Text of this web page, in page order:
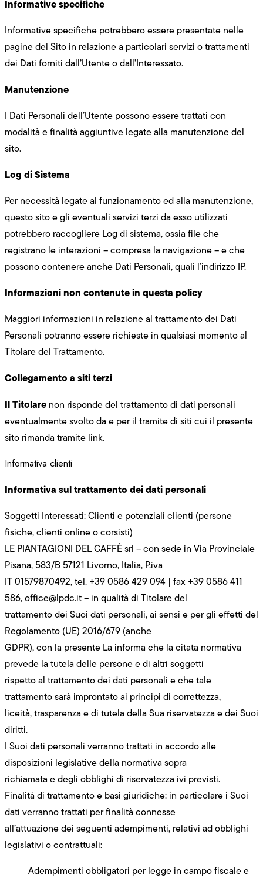
Informative specifiche
Informative specifiche potrebbero essere presentate nelle
pagine del Sito in relazione a particolari servizi o trattamenti
dei Dati forniti dall’Utente o dall’Interessato.
Manutenzione
I Dati Personali dell’Utente possono essere trattati con
modalità e finalità aggiuntive legate alla manutenzione del
sito.
Log di Sistema
Per necessità legate al funzionamento ed alla manutenzione,
questo sito e gli eventuali servizi terzi da esso utilizzati
potrebbero raccogliere Log di sistema, ossia file che
registrano le interazioni – compresa la navigazione – e che
possono contenere anche Dati Personali, quali l’indirizzo IP.
Informazioni non contenute in questa policy
Maggiori informazioni in relazione al trattamento dei Dati
Personali potranno essere richieste in qualsiasi momento al
Titolare del Trattamento.
Collegamento a siti terzi
Il Titolare non risponde del trattamento di dati personali
eventualmente svolto da e per il tramite di siti cui il presente
sito rimanda tramite link.
Informativa clienti
Informativa sul trattamento dei dati personali
Soggetti Interessati: Clienti e potenziali clienti (persone
fisiche, clienti online o corsisti)
LE PIANTAGIONI DEL CAFFÈ srl – con sede in Via Provinciale
Pisana, 583/B 57121 Livorno, Italia, P.iva
IT 01579870492, tel. +39 0586 429 094 | fax +39 0586 411
586, office@lpdc.it – in qualità di Titolare del
trattamento dei Suoi dati personali, ai sensi e per gli effetti del
Regolamento (UE) 2016/679 (anche
GDPR), con la presente La informa che la citata normativa
prevede la tutela delle persone e di altri soggetti
rispetto al trattamento dei dati personali e che tale
trattamento sarà improntato ai principi di correttezza,
liceità, trasparenza e di tutela della Sua riservatezza e dei Suoi
diritti.
I Suoi dati personali verranno trattati in accordo alle
disposizioni legislative della normativa sopra
richiamata e degli obblighi di riservatezza ivi previsti.
Finalità di trattamento e basi giuridiche: in particolare i Suoi
dati verranno trattati per finalità connesse
all’attuazione dei seguenti adempimenti, relativi ad obblighi
legislativi o contrattuali:
Adempimenti obbligatori per legge in campo fiscale e